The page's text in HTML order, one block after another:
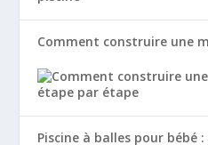
Comment construire une
Piscine à balles pour bébé